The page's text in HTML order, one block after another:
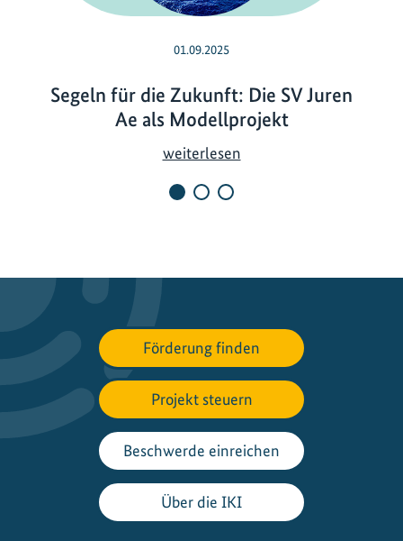
01.09.2025
Segeln für die Zukunft: Die SV Juren
Ae als Modellprojekt
weiterlesenS
r
d
i
e
Z
u
k
n
Förderung finden
Projekt steuern
Beschwerde einreichen
Über die IKI